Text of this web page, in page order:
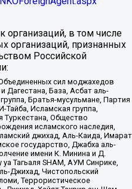
в том числе
организаций, признанных
Российской
сил моджахедов
Дагестана, База, Асбат аль-
Братья-мусульмане, Партия
Исламская группа,
Туркестана, Общество
исламского наследия,
джихад, Аль-Каида, Имарат
государство, Джабха аль-
имени К. Минина и Д.
Тагьаля SHAM, АУМ Синрике,
Джихад, Чистопольский
Террористическое